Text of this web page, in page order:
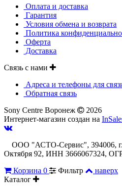
Оплата и доставка
Гарантия
Условия обмена и возврата
Политика
Оферта
Доставка
Связь с нами
Адреса и телефоны для
Обратная связь
Sony Centre Воронеж
2026
Интернет-магазин создан на
ООО "АСТО-Сервис", 394006, г.
Октября 92, ИНН 3666067324,
Корзина 0 Фильтр
наверх
Каталог